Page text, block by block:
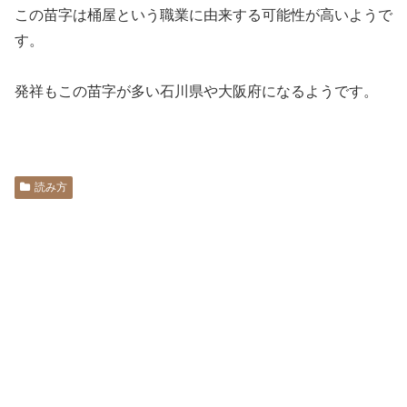
この苗字は桶屋という職業に由来する可能性が高いようで
す。
発祥もこの苗字が多い石川県や大阪府になるようです。
読み方